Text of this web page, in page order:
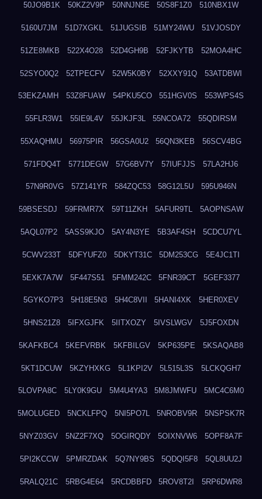
50JO9B1K 50KZ2V9P 50NNJN5E 50S8F1Z0 510NBX1W
5160U7JM 51D7XGKL 51JUGSIB 51MY24WU 51VJOSDY
51ZE8MKB 522X4O28 52D4GH9B 52FJKYTB 52MOA4HC
52SYO0Q2 52TPECFV 52W5K0BY 52XXY91Q 53ATDBWI
53EKZAMH 53Z8FUAW 54PKU5CO 551HGV0S 553WPS4S
55FLR3W1 55IE9L4V 55JKJF3L 55NCOA72 55QDIRSM
55XAQHMU 56975PIR 56GSA0U2 56QN3KEB 56SCV4BG
571FDQ4T 5771DEGW 57G6BV7Y 57IUFJJS 57LA2HJ6
57N9R0VG 57Z141YR 584ZQC53 58G12L5U 595U946N
59BSESDJ 59FRMR7X 59T11ZKH 5AFUR9TL 5AOPNSAW
5AQL07P2 5ASS9KJO 5AY4N3YE 5B3AF4SH 5CDCU7YL
5CWV233T 5DFYUFZ0 5DKYT31C 5DM253CG 5E4JC1TI
5EXK7A7W 5F447S51 5FMM242C 5FNR39CT 5GEF3377
5GYKO7P3 5H18E5N3 5H4C8VII 5HANI4XK 5HER0XEV
5HNS21Z8 5IFXGJFK 5IITXOZY 5IVSLWGV 5J5FOXDN
5KAFKBC4 5KEFVRBK 5KFBILGV 5KP635PE 5KSAQAB8
5KT1DCUW 5KZYHXKG 5L1KPI2V 5L515L3S 5LCKQGH7
5LOVPA8C 5LY0K9GU 5M4U4YA3 5M8JMWFU 5MC4C6M0
5MOLUGED 5NCKLFPQ 5NI5PO7L 5NROBV9R 5NSPSK7R
5NYZ03GV 5NZ2F7XQ 5OGIRQDY 5OIXNVW6 5OPF8A7F
5PI2KCCW 5PMRZDAK 5Q7NY9BS 5QDQI5F8 5QL8UU2J
5RALQ21C 5RBG4E64 5RCDBBFD 5ROV8T2I 5RP6DWR8